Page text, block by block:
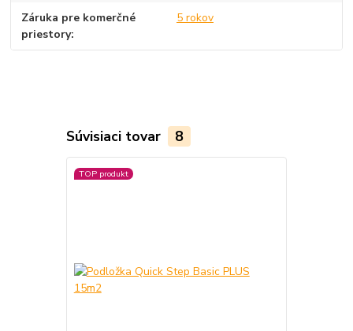
Záruka pre komerčné
priestory
5 rokov
Súvisiaci tovar 8
TOP produkt